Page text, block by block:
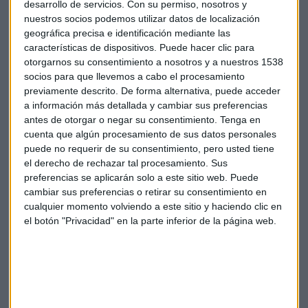
desarrollo de servicios. Con su permiso, nosotros y
nuestros socios podemos utilizar datos de localización
geográfica precisa e identificación mediante las
características de dispositivos. Puede hacer clic para
otorgarnos su consentimiento a nosotros y a nuestros 1538
socios para que llevemos a cabo el procesamiento
previamente descrito. De forma alternativa, puede acceder
a información más detallada y cambiar sus preferencias
antes de otorgar o negar su consentimiento. Tenga en
cuenta que algún procesamiento de sus datos personales
puede no requerir de su consentimiento, pero usted tiene
el derecho de rechazar tal procesamiento. Sus
preferencias se aplicarán solo a este sitio web. Puede
cambiar sus preferencias o retirar su consentimiento en
cualquier momento volviendo a este sitio y haciendo clic en
el botón "Privacidad" en la parte inferior de la página web.
viajerospueden reservar plaza en estos viajes, hay400
hotelesa los que poder acudir y el presupuesto para esta
partida en 2018 ha sido de69 millones de euros.
Han pasado 32 años, y lo que antes era una iniciativa, en
parte, destinada a favorecer a los hoteles, ahora no gusta
tanto a estos negocios. Los hoteleros no parecen tan
contentos con este programa de vacaciones, de hecho,
afirman que para ellos, acoger a estos viajeros “es una
ruina”.
El agobio de los hoteles ha llegado a tal punto que la
Confederación Española de Hoteles ha pedido al estado que
se incremente la dotación presupuestaria al programa.